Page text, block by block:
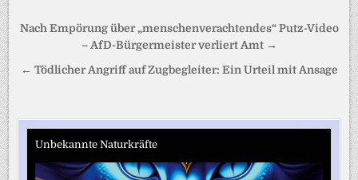
Beitragsnavigation
Nach Empörung über „menschenverachtendes“ Putz-Video
– AfD-Bürgermeister verliert Amt →
← Tödlicher Angriff auf Zugbegleiter: Ein Urteil mit Ansage
Unbekannte Naturkräfte